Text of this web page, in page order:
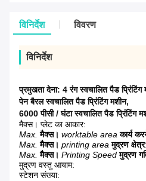
विनिर्देश विवरण
विनिर्देश
प्रमुखता देना: 4 रंग स्वचालित पैड प्रिंटिंग
पेन बैरल स्वचालित पैड प्रिंटिंग मशीन,
6000 पीसी / घंटा स्वचालित पैड प्रिंटिंग
मैक्स। प्लेट का आकार:
Max. मैक्स। worktable area कार्य
Max. मैक्स। printing area मुद्रण क्षेत्र:
Max. मैक्स। Printing Speed मुद्रण
मुद्रण वस्तु आयाम:
स्टेशन संख्या: